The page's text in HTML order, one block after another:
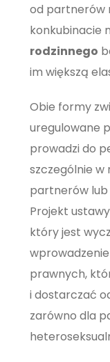
od partnerów
konkubinacie
rodzinnego
im większą
Obie formy
uregulowane
prowadzi do
szczególnie w
partnerów lub
Projekt
który jest
prawnych,
i dostarczać
zarówno dla